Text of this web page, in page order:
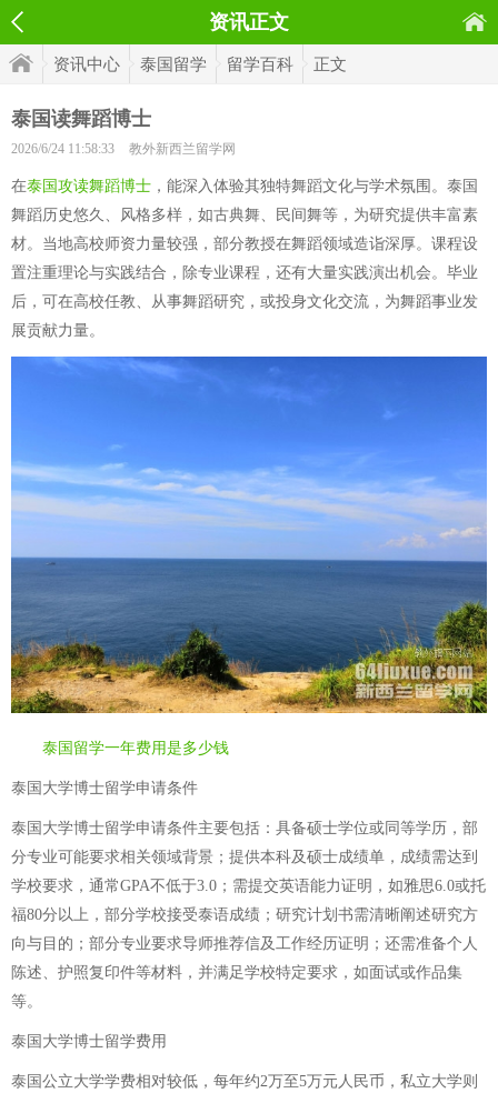
资讯正文
资讯中心 泰国留学 留学百科 正文
泰国读舞蹈博士
2026/6/24 11:58:33 教外新西兰留学网
在泰国攻读舞蹈博士 ，能深入体验其独特舞蹈文化与学术氛围。泰国
舞蹈历史悠久、风格多样，如古典舞、民间舞等，为研究提供丰富素
材。当地高校师资力量较强，部分教授在舞蹈领域造诣深厚。课程设
置注重理论与实践结合，除专业课程，还有大量实践演出机会。毕业
后，可在高校任教、从事舞蹈研究，或投身文化交流，为舞蹈事业发
展贡献力量。
泰国留学一年费用是多少钱
泰国大学博士留学申请条件
泰国大学博士留学申请条件主要包括：具备硕士学位或同等学历，部
分专业可能要求相关领域背景；提供本科及硕士成绩单，成绩需达到
学校要求，通常GPA不低于3.0；需提交英语能力证明，如雅思6.0或托
福80分以上，部分学校接受泰语成绩；研究计划书需清晰阐述研究方
向与目的；部分专业要求导师推荐信及工作经历证明；还需准备个人
陈述、护照复印件等材料，并满足学校特定要求，如面试或作品集
等。
泰国大学博士留学费用
泰国公立大学学费相对较低，每年约2万至5万元人民币，私立大学则